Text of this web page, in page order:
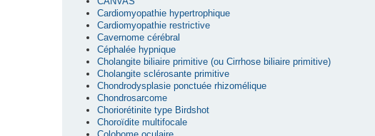
Cardiomyopathie hypertrophique
Cardiomyopathie restrictive
Cavernome cérébral
Céphalée hypnique
Cholangite biliaire primitive (ou Cirrhose biliaire primitive)
Cholangite sclérosante primitive
Chondrodysplasie ponctuée rhizomélique
Chondrosarcome
Choriorétinite type Birdshot
Choroïdite multifocale